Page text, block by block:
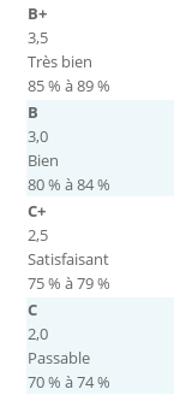
B+
3,5
Très bien
85 % à 89 %
B
3,0
Bien
80 % à 84 %
C+
2,5
Satisfaisant
75 % à 79 %
C
2,0
Passable
70 % à 74 %